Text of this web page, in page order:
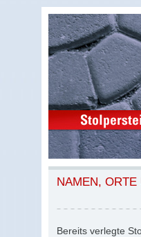
NAMEN, ORTE
Bereits verlegte